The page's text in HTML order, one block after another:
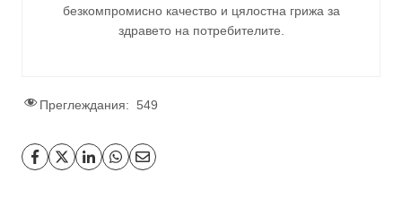
безкомпромисно качество и цялостна грижа за
здравето на потребителите.
Преглеждания: 549